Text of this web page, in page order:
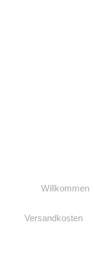
Willkommen
Versandkosten